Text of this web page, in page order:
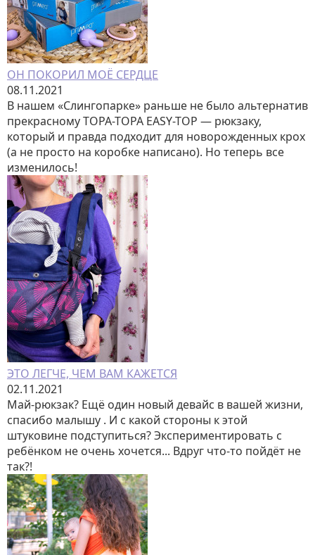
ОН ПОКОРИЛ МОЁ СЕРДЦЕ
08.11.2021
В нашем «Слингопарке» раньше не было альтернатив
прекрасному TOPA-TOPA EASY-TOP — рюкзаку,
который и правда подходит для новорожденных крох
(а не просто на коробке написано). Но теперь все
изменилось!
ЭТО ЛЕГЧЕ, ЧЕМ ВАМ КАЖЕТСЯ
02.11.2021
Май-рюкзак? Ещё один новый девайс в вашей жизни,
спасибо малышу . И с какой стороны к этой
штуковине подступиться? Экспериментировать с
ребёнком не очень хочется... Вдруг что-то пойдёт не
так?!